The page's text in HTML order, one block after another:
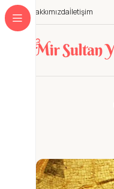
Hakkımızdaİletişim